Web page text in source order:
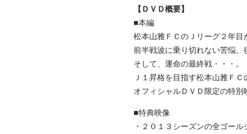
【ＤＶＤ概要】
■本編
松本山雅ＦＣのＪリーグ２年目
前半戦波に乗り切れない苦悩。
そして、運命の最終戦・・・。
Ｊ１昇格を目指す松本山雅ＦＣ
オフィシャルＤＶＤ限定の特別
■特典映像
・２０１３シーズンの全ゴール